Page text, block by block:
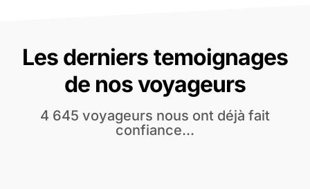
Les derniers temoignages
de nos voyageurs
4 645 voyageurs nous ont déjà fait
confiance...